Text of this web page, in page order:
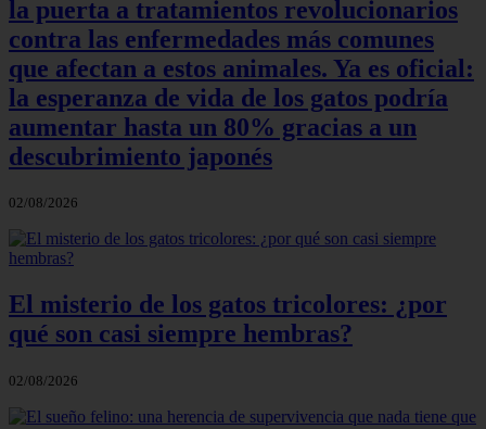
la puerta a tratamientos revolucionarios
contra las enfermedades más comunes
que afectan a estos animales. Ya es oficial:
la esperanza de vida de los gatos podría
aumentar hasta un 80% gracias a un
descubrimiento japonés
02/08/2026
El misterio de los gatos tricolores: ¿por
qué son casi siempre hembras?
02/08/2026